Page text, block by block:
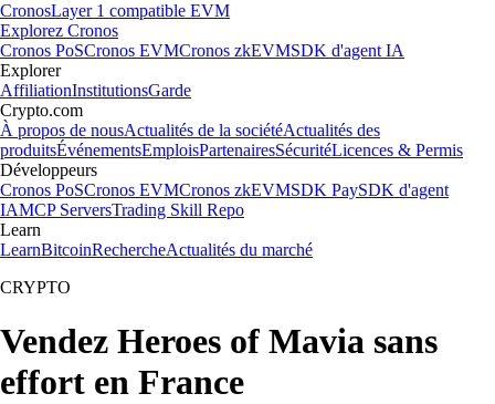
CronosLayer 1 compatible EVM
Explorez Cronos
Cronos PoSCronos EVMCronos zkEVMSDK d'agent IA
Explorer
AffiliationInstitutionsGarde
Crypto.com
À propos de nousActualités de la sociétéActualités des
produitsÉvénementsEmploisPartenairesSécuritéLicences & Permis
Développeurs
Cronos PoSCronos EVMCronos zkEVMSDK PaySDK d'agent
IAMCP ServersTrading Skill Repo
Learn
LearnBitcoinRechercheActualités du marché
CRYPTO
Vendez Heroes of Mavia sans
effort en France